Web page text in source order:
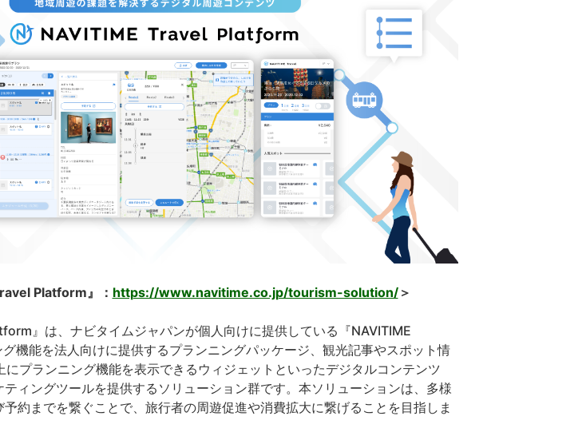
Platform』： https://www.navitime.co.jp/tourism-solution/＞
』は、ナビタイムジャパンが個人向けに提供している『NAVITIME
機能を法人向けに提供するプランニングパッケージ、観光記事やスポット情
プランニング機能を表示できるウィジェットといったデジタルコンテンツ
ィングツールを提供するソリューション群です。本ソリューションは、多様
約までを繋ぐことで、旅行者の周遊促進や消費拡大に繋げることを目指しま